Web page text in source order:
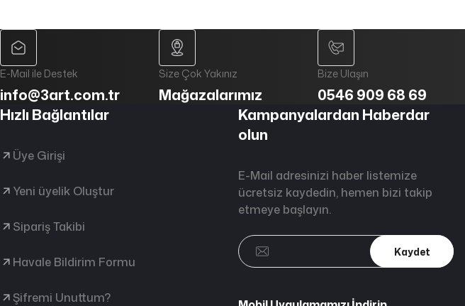
E-Mail ile Destek
info@3art.com.tr
Size Çok Yakınız
Mağazalarımız
Bize Ulaşın
0546 909 68 69
Hızlı Bağlantılar
Üye Girişi
Yeni üyelik Oluştur
Sipariş Takibi
Havale Bildirim Formu
Şifremi Unuttum?
Kampanyalardan Haberdar
olun
E-Mail adresinizi haber listemize
ücretsiz kaydedin, hemen bizi takip
etmeye başlayın.
Kaydet